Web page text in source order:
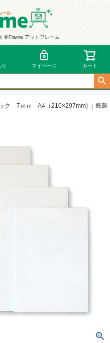
＠Frame アットフレーム
り マイページ カート
7ｍｍ A4（210×297mm)（ 既製